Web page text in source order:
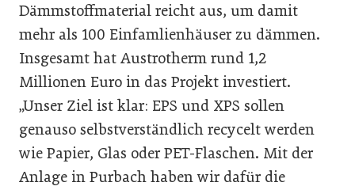
Dämmstoffmaterial reicht aus, um damit
mehr als 100 Einfamlienhäuser zu dämmen.
Insgesamt hat Austrotherm rund 1,2
Millionen Euro in das Projekt investiert.
„Unser Ziel ist klar: EPS und XPS sollen
genauso selbstverständlich recycelt werden
wie Papier, Glas oder PET-Flaschen. Mit der
Anlage in Purbach haben wir dafür die